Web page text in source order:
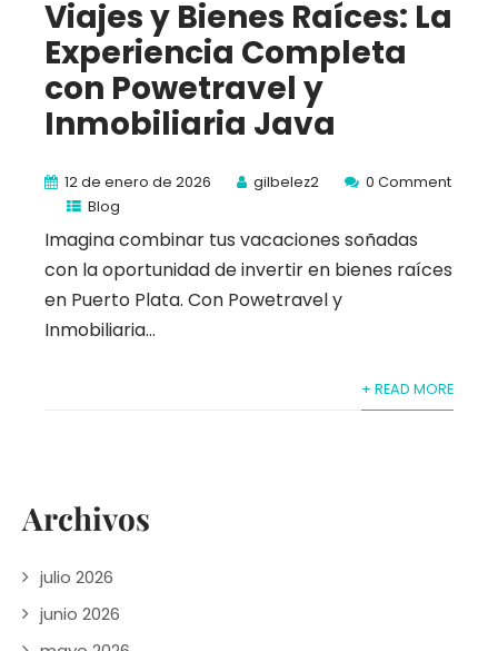
Viajes y Bienes Raíces: La
Experiencia Completa
con Powetravel y
Inmobiliaria Java
12 de enero de 2026 gilbelez2
0 Comment
Blog
Imagina combinar tus vacaciones soñadas
con la oportunidad de invertir en bienes raíces
en Puerto Plata. Con Powetravel y
Inmobiliaria...
+ READ MORE
Archivos
julio 2026
junio 2026